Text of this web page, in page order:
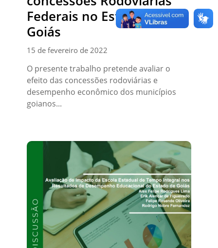
Federais no Estado de
Goiás
15 de fevereiro de 2022
O presente trabalho pretende avaliar o
efeito das concessões rodoviárias e
desempenho econômico dos municípios
goianos...